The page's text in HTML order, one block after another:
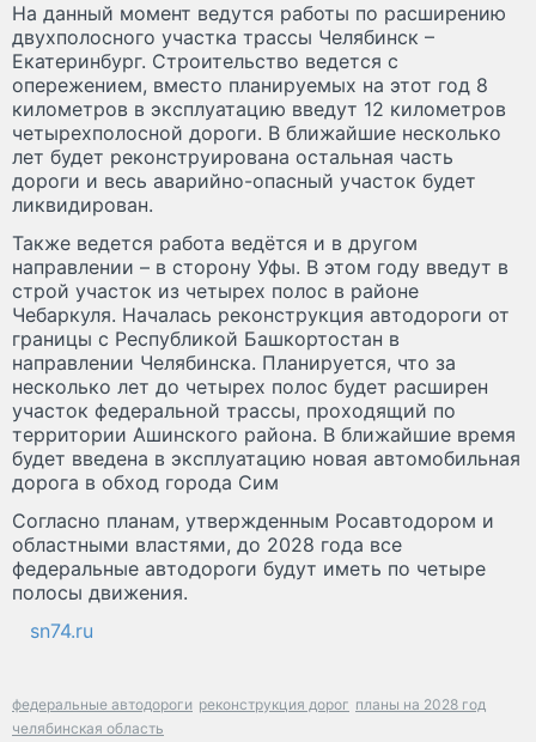
На данный момент ведутся работы по расширению
двухполосного участка трассы Челябинск –
Екатеринбург. Строительство ведется с
опережением, вместо планируемых на этот год 8
километров в эксплуатацию введут 12 километров
четырехполосной дороги. В ближайшие несколько
лет будет реконструирована остальная часть
дороги и весь аварийно-опасный участок будет
ликвидирован.
Также ведется работа ведётся и в другом
направлении – в сторону Уфы. В этом году введут в
строй участок из четырех полос в районе
Чебаркуля. Началась реконструкция автодороги от
границы с Республикой Башкортостан в
направлении Челябинска. Планируется, что за
несколько лет до четырех полос будет расширен
участок федеральной трассы, проходящий по
территории Ашинского района. В ближайшие время
будет введена в эксплуатацию новая автомобильная
дорога в обход города Сим
Согласно планам, утвержденным Росавтодором и
областными властями, до 2028 года все
федеральные автодороги будут иметь по четыре
полосы движения.
sn74.ru
федеральные автодороги реконструкция дорог планы на 2028 год
челябинская область